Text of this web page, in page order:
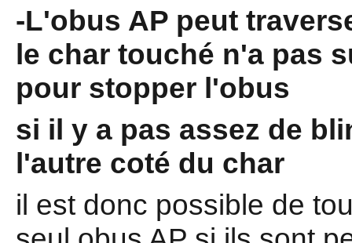
-L'obus AP peut
le char touché n'a pas
pour stopper l'obus
si il y a pas assez de
l'autre coté du char
il est donc possible de